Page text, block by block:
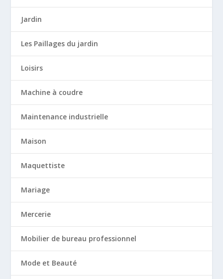
Jardin
Les Paillages du jardin
Loisirs
Machine à coudre
Maintenance industrielle
Maison
Maquettiste
Mariage
Mercerie
Mobilier de bureau professionnel
Mode et Beauté